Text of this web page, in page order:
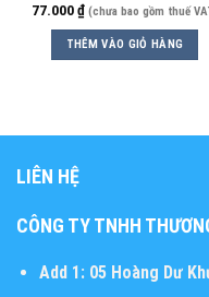
77.000₫ (chưa bao gồm thuế
THÊM VÀO GIỎ HÀNG
LIÊN HỆ
CÔNG TY TNHH
Add 1:05 Hoàng Dư